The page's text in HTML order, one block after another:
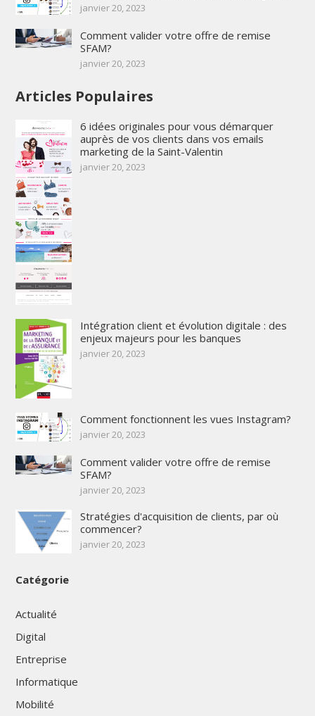
janvier 20, 2023
Comment valider votre offre de remise
SFAM?
janvier 20, 2023
Articles Populaires
6 idées originales pour vous démarquer
auprès de vos clients dans vos emails
marketing de la Saint-Valentin
janvier 20, 2023
Intégration client et évolution digitale : des
enjeux majeurs pour les banques
janvier 20, 2023
Comment fonctionnent les vues Instagram?
janvier 20, 2023
Comment valider votre offre de remise
SFAM?
janvier 20, 2023
Stratégies d'acquisition de clients, par où
commencer?
janvier 20, 2023
Catégorie
Actualité
Digital
Entreprise
Informatique
Mobilité